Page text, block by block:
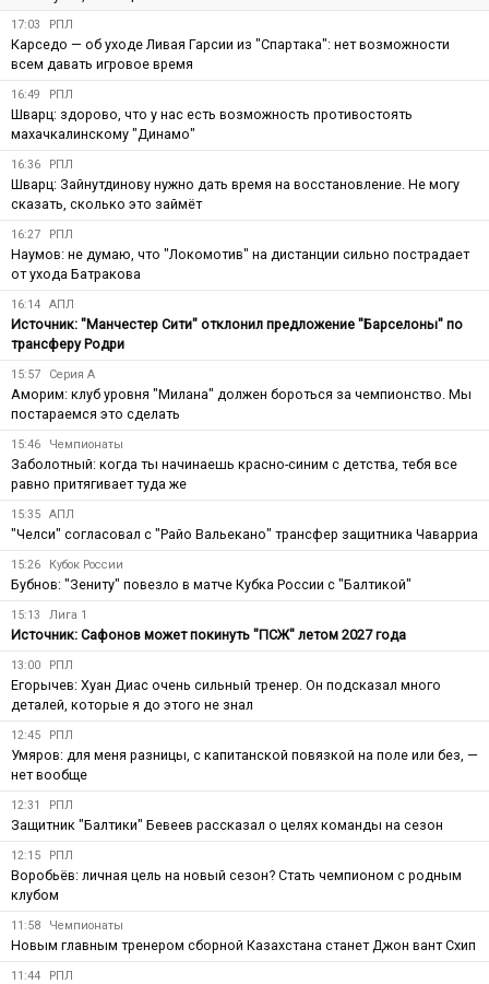
17:03 РПЛ
Карседо — об уходе Ливая Гарсии из "Спартака": нет возможности
всем давать игровое время
16:49 РПЛ
Шварц: здорово, что у нас есть возможность противостоять
махачкалинскому "Динамо"
16:36 РПЛ
Шварц: Зайнутдинову нужно дать время на восстановление. Не могу
сказать, сколько это займёт
16:27 РПЛ
Наумов: не думаю, что "Локомотив" на дистанции сильно пострадает
от ухода Батракова
16:14 АПЛ
Источник: "Манчестер Сити" отклонил предложение "Барселоны" по
трансферу Родри
15:57 Серия А
Аморим: клуб уровня "Милана" должен бороться за чемпионство. Мы
постараемся это сделать
15:46 Чемпионаты
Заболотный: когда ты начинаешь красно-синим с детства, тебя все
равно притягивает туда же
15:35 АПЛ
"Челси" согласовал с "Райо Вальекано" трансфер защитника Чаварриа
15:26 Кубок России
Бубнов: "Зениту" повезло в матче Кубка России с "Балтикой"
15:13 Лига 1
Источник: Сафонов может покинуть "ПСЖ" летом 2027 года
13:00 РПЛ
Егорычев: Хуан Диас очень сильный тренер. Он подсказал много
деталей, которые я до этого не знал
12:45 РПЛ
Умяров: для меня разницы, с капитанской повязкой на поле или без, —
нет вообще
12:31 РПЛ
Защитник "Балтики" Бевеев рассказал о целях команды на сезон
12:15 РПЛ
Воробьёв: личная цель на новый сезон? Стать чемпионом с родным
клубом
11:58 Чемпионаты
Новым главным тренером сборной Казахстана станет Джон вант Схип
11:44 РПЛ